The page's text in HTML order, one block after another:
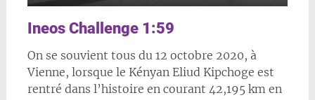
Ineos Challenge 1:59
On se souvient tous du 12 octobre 2020, à
Vienne, lorsque le Kényan Eliud Kipchoge est
rentré dans l’histoire en courant 42,195 km en